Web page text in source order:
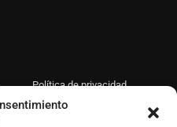
Política de privacidad